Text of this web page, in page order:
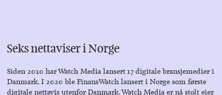
Seks nettaviser i Norge
Siden 2010 har Watch Media lansert 17 digitale bransjemedier i
Danmark. I 2020 ble FinansWatch lansert i Norge som første
digitale nettavis utenfor Danmark. Watch Media er nå stolt eier